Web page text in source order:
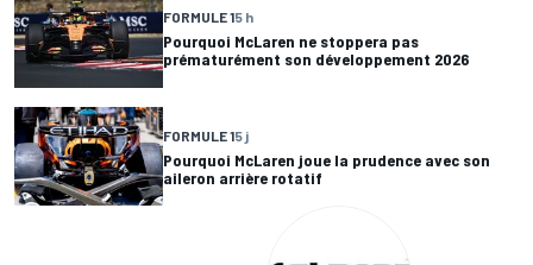
FORMULE 15 h
Pourquoi McLaren ne stoppera pas
prématurément son développement 2026
FORMULE 15 j
Pourquoi McLaren joue la prudence avec son
aileron arrière rotatif